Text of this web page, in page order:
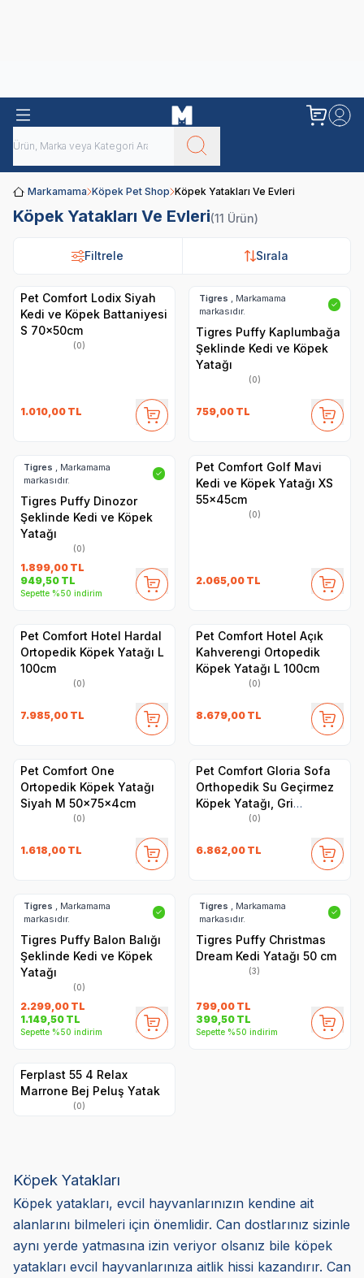
Markamama Köpek Pet Shop Köpek Yatakları Ve Evleri
Köpek Yatakları Ve Evleri(11 Ürün)
Filtrele Sırala
Filtrele Sırala
Pet Comfort Lodix Siyah
Kedi ve Köpek Battaniyesi
S 70x50cm
(0)
1.010,00 TL
Tigres
, Markamama
markasıdır.
✓
Tigres Puffy Kaplumbağa
Şeklinde Kedi ve Köpek
Yatağı
(0)
759,00 TL
Tigres
, Markamama
markasıdır.
✓
Tigres Puffy Dinozor
Şeklinde Kedi ve Köpek
Yatağı
(0)
1.899,00 TL
949,50 TL
Sepette %50 indirim
Pet Comfort Golf Mavi
Kedi ve Köpek Yatağı XS
55x45cm
(0)
2.065,00 TL
Pet Comfort Hotel Hardal
Ortopedik Köpek Yatağı L
100cm
(0)
7.985,00 TL
Pet Comfort Hotel Açık
Kahverengi Ortopedik
Köpek Yatağı L 100cm
(0)
8.679,00 TL
Pet Comfort One
Ortopedik Köpek Yatağı
Siyah M 50x75x4cm
(0)
1.618,00 TL
Pet Comfort Gloria Sofa
Orthopedik Su Geçirmez
Köpek Yatağı, Gri
120x80x10cm
(0)
6.862,00 TL
Tigres
, Markamama
markasıdır.
✓
Tigres Puffy Balon Balığı
Şeklinde Kedi ve Köpek
Yatağı
(0)
2.299,00 TL
1.149,50 TL
Sepette %50 indirim
Tigres
, Markamama
markasıdır.
✓
Tigres Puffy Christmas
Dream Kedi Yatağı 50 cm
(3)
799,00 TL
399,50 TL
Sepette %50 indirim
Ferplast 55 4 Relax
Marrone Bej Peluş Yatak
(0)
Köpek Yatakları
Köpek yatakları, evcil hayvanlarınızın kendine ait
alanlarını bilmeleri için önemlidir. Can dostlarınız sizinle
aynı yerde yatmasına izin veriyor olsanız bile köpek
yatakları evcil hayvanlarınıza aitlik hissi kazandırır. Can